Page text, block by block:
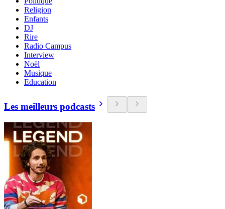
Religion
Enfants
DJ
Rire
Radio Campus
Interview
Noël
Musique
Education
Les meilleurs podcasts